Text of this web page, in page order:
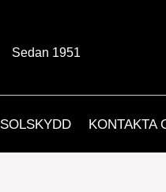
Sedan 1951
SOLSKYDD KONTAKTA